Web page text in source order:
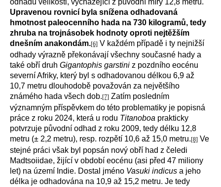
odhadů velikosti, vycházející z původní míry 12,8 metru.
Upravenou rovnicí byla snížena odhadovaná
hmotnost paleocenního hada na 730 kilogramů, tedy
zhruba na trojnásobek hodnoty oproti nejtěžším
dnešním anakondám.[6] V každém případě i ty nejnižší
odhady výrazně překonávají všechny současné hady a
také obří druh Gigantophis garstini z pozdního eocénu
severní Afriky, který byl s odhadovanou délkou 6,9 až
10,7 metru dlouhodobě považován za největšího
známého hada všech dob.[7] Zatím posledním
významným příspěvkem do této problematiky je popisná
práce z roku 2024, která u rodu Titanoboa prakticky
potvrzuje původní odhad z roku 2009, tedy délku 12,8
metru (± 2,2 metru), resp. rozpětí 10,6 až 15,0 metru.[8] Ve
stejné práci však byl popsán nový obří had z čeledi
Madtsoiidae, žijící v období eocénu (asi před 47 miliony
let) na území Indie. Dostal jméno Vasuki indicus a jeho
délka je odhadována na 10,9 až 15,2 metru. Je tedy